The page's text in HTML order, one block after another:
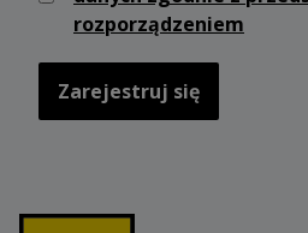
rozporządzeniem
Zarejestruj się